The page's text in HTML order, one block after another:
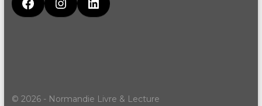
© 2026 - Normandie Livre & Lecture